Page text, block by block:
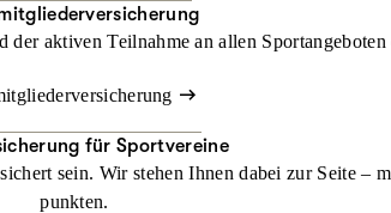
aktiven Teilnahme an allen
für Sportvereine
sein. Wir stehen Ihnen dabei zur Seite
punkten.